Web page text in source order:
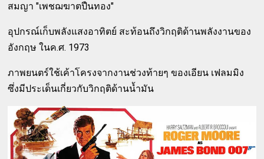
สมญา "เพชฌฆาตปืนทอง"
อุปกรณ์เก็บพลังแสงอาทิตย์ สะท้อนถึงวิกฤติด้านพลังงานของ
อังกฤษ ในค.ศ. 1973
ภาพยนตร์ใช้เค้าโครงจากงานช่วงท้ายๆ ของเอียน เฟลมมิง
ซึ่งมีประเด็นเกี่ยวกับวิกฤติด้านน้ำมัน